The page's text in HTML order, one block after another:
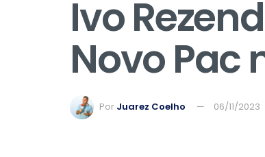
Ivo
Novo Pac
Por Juarez Coelho 06/11/2023